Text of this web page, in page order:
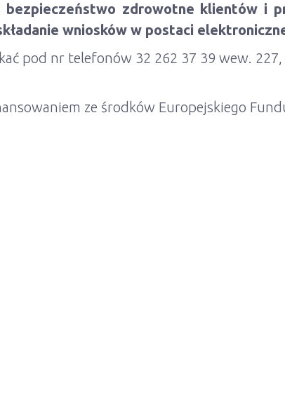
bezpieczeństwo zdrowotne klientów i
wniosków w postaci
pod nr telefonów 32 262 37 39 wew. 227,
ze środków Europejskiego